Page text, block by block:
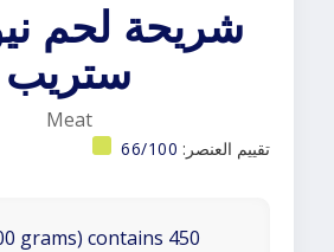
شريحة لحم
ستريب
Meat
تقييم العنصر: 66/100
grams) contains 450